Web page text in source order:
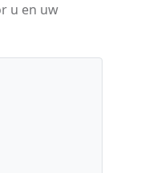
u en uw